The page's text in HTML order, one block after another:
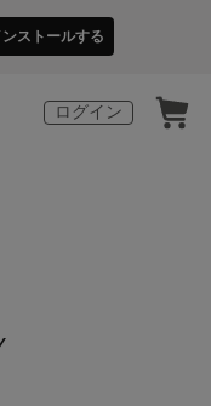
ンストールする
ログイン